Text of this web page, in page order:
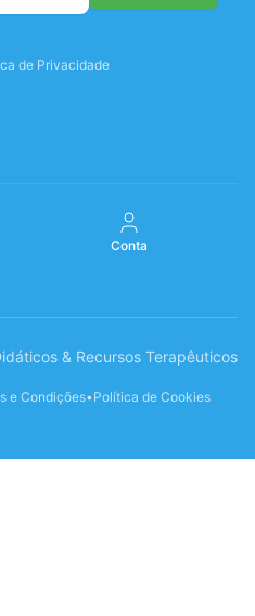
de Privacidade
Conta
& Recursos Terapêuticos
e Condições•Política de Cookies